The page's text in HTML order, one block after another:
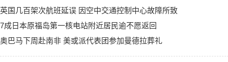
英国几百架次航班延误 因空中交通控制中心故障所致
7成日本原福岛第一核电站附近居民逾不愿返回
奥巴马下周赴南非 美或派代表团参加曼德拉葬礼